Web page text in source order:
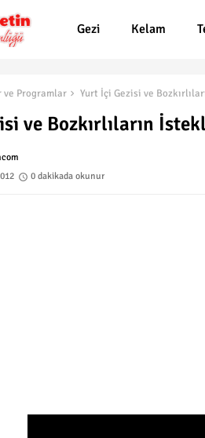
Gezi Kelam
Programlar Yurt İçi Gezisi ve
ve Bozkırlıların
0 dakikada okunur